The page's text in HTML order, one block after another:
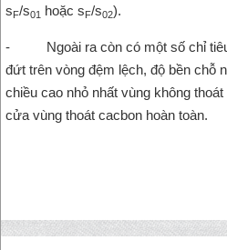
sF/s01 hoặc sF/s02).
- Ngoài ra còn có một số chỉ tiêu
đứt trên vòng đệm lệch, độ bền chỗ
chiều cao nhỏ nhất vùng không
cửa vùng thoát cacbon hoàn toàn.